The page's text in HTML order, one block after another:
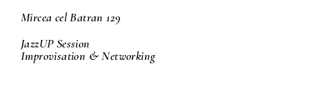
Mircea cel Batran 129
JazzUP Session
Improvisation & Networking